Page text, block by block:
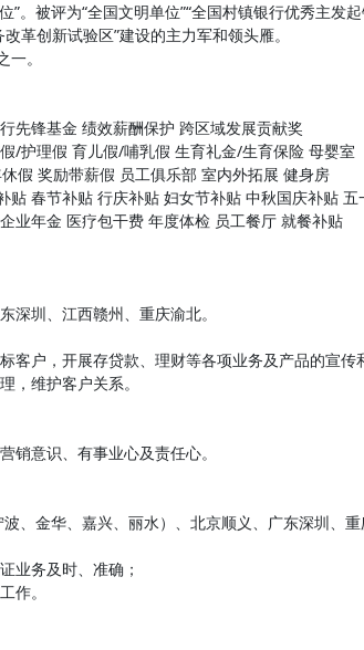
。被评为“全国文明单位”“全国村镇银行优秀主发
革创新试验区”建设的主力军和领头雁。
。
先锋基金 绩效薪酬保护 跨区域发展贡献奖
/护理假 育儿假/哺乳假 生育礼金/生育保险 母婴室
假 奖励带薪假 员工俱乐部 室内外拓展 健身房
贴 春节补贴 行庆补贴 妇女节补贴 中秋国庆补
业年金 医疗包干费 年度体检 员工餐厅 就餐补贴
深圳、江西赣州、重庆渝北。
客户，开展存贷款、理财等各项业务及产品的宣传
，维护客户关系。
销意识、有事业心及责任心。
、金华、嘉兴、丽水）、北京顺义、广东深圳、
业务及时、准确；
作。